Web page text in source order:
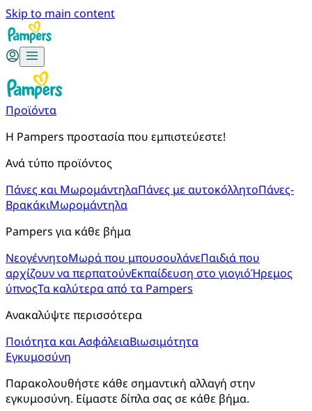
Skip to main content
Προϊόντα
Η Pampers προστασία που εμπιστεύεστε!
Ανά τύπο προϊόντος
Πάνες και ΜωρομάντηλαΠάνες με αυτοκόλλητοΠάνες-
ΒρακάκιΜωρομάντηλα
Pampers για κάθε βήμα
ΝεογέννητοΜωρά που μπουσουλάνεΠαιδιά που
αρχίζουν να περπατούνΕκπαίδευση στο γιογιόΉρεμος
ύπνοςΤα καλύτερα από τα Pampers
Ανακαλύψτε περισσότερα
Ποιότητα και ΑσφάλειαΒιωσιμότητα
Εγκυμοσύνη
Παρακολουθήστε κάθε σημαντική αλλαγή στην
εγκυμοσύνη. Είμαστε δίπλα σας σε κάθε βήμα.